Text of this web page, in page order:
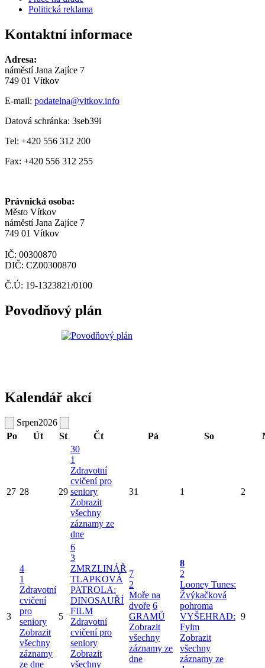
Politická reklama
Kontaktní informace
Adresa:
náměstí Jana Zajíce 7
749 01 Vítkov
E-mail: podatelna@vitkov.info
Datová schránka: 3seb39i
Tel: +420 556 312 200
Fax: +420 556 312 255
Právnická osoba:
Město Vítkov
náměstí Jana Zajíce 7
749 01 Vítkov
IČ: 00300870
DIČ: CZ00300870
Č.Ú: 19-1323821/0100
Povodňový plán
Kalendář akcí
Srpen2026
Po
Út St Čt Pá So
27 28 29
30
1
Zdravotní
cvičení pro
seniory
Zobrazit
všechny
záznamy ze
dne
31 1 2
3
4
1
Zdravotní
cvičení
pro
seniory
Zobrazit
všechny
záznamy
ze dne
5
6
3
ZMRZLINÁŘ
TLAPKOVÁ
PATROLA:
DINOSAUŘÍ
FILM
Zdravotní
cvičení pro
seniory
Zobrazit
všechny
7
2
Moře na
dvoře 6
GRAMŮ
Zobrazit
všechny
záznamy ze
dne
8
2
Looney Tunes:
Žvýkačková
pohroma
VYŠEHRAD:
Fylm
Zobrazit
všechny
záznamy ze
9